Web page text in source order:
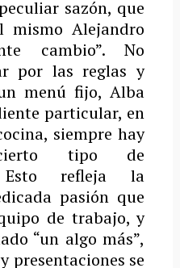
sazón, que
mismo Alejandro
cambio”. No
por las reglas y
menú fijo, Alba
particular, en
siempre hay
tipo de
Esto refleja la
pasión que
de trabajo, y
“un algo más”,
presentaciones se